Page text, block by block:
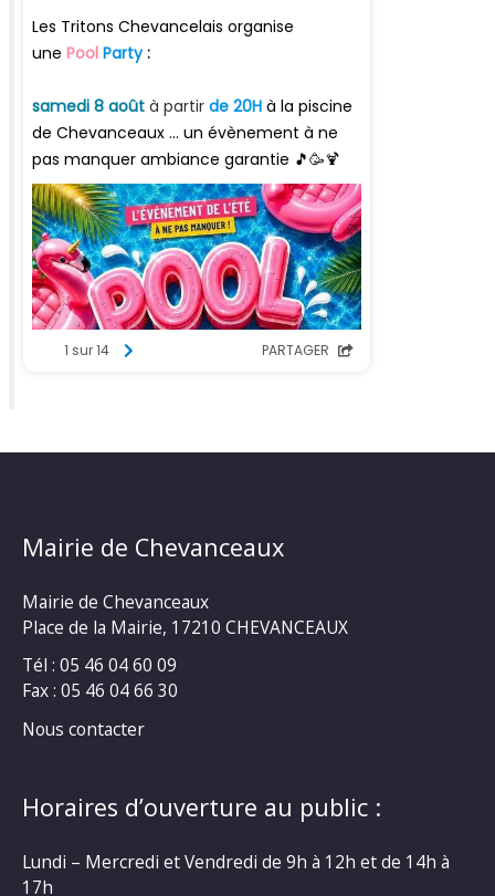
Mairie de Chevanceaux
Mairie de Chevanceaux
Place de la Mairie, 17210 CHEVANCEAUX
Tél : 05 46 04 60 09
Fax : 05 46 04 66 30
Nous contacter
Horaires d’ouverture au public :
Lundi – Mercredi et Vendredi de 9h à 12h et de 14h à
17h